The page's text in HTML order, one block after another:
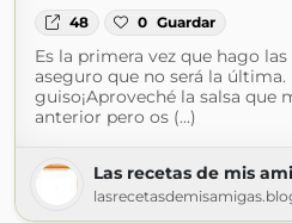
48 0 Guardar
Es la primera vez que hago
aseguro que no será la última.
guiso¡Aproveché la salsa que
anterior pero os (...)
Las recetas de mis